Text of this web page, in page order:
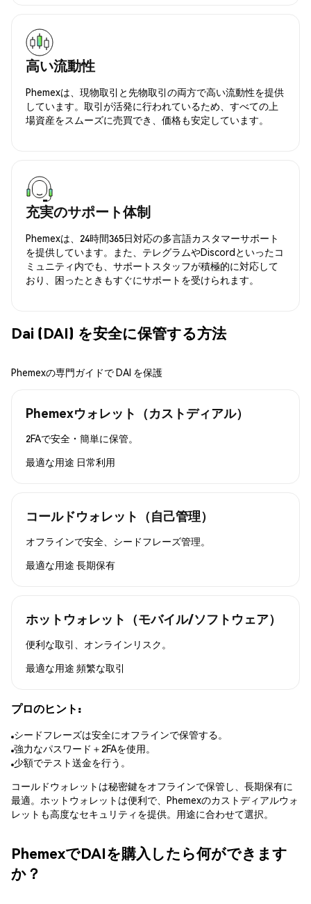
高い流動性
Phemexは、現物取引と先物取引の両方で高い流動性を提供
しています。取引が活発に行われているため、すべての上
場資産をスムーズに売買でき、価格も安定しています。
充実のサポート体制
Phemexは、24時間365日対応の多言語カスタマーサポート
を提供しています。また、テレグラムやDiscordといったコ
ミュニティ内でも、サポートスタッフが積極的に対応して
おり、困ったときもすぐにサポートを受けられます。
Dai (DAI) を安全に保管する方法
Phemexの専門ガイドで DAI を保護
Phemexウォレット（カストディアル）
2FAで安全・簡単に保管。
最適な用途 日常利用
コールドウォレット（自己管理）
オフラインで安全、シードフレーズ管理。
最適な用途 長期保有
ホットウォレット（モバイル/ソフトウェア）
便利な取引、オンラインリスク。
最適な用途 頻繁な取引
プロのヒント:
シードフレーズは安全にオフラインで保管する。
強力なパスワード＋2FAを使用。
少額でテスト送金を行う。
コールドウォレットは秘密鍵をオフラインで保管し、長期保有に
最適。ホットウォレットは便利で、Phemexのカストディアルウォ
レットも高度なセキュリティを提供。用途に合わせて選択。
PhemexでDAIを購入したら何ができます
か？